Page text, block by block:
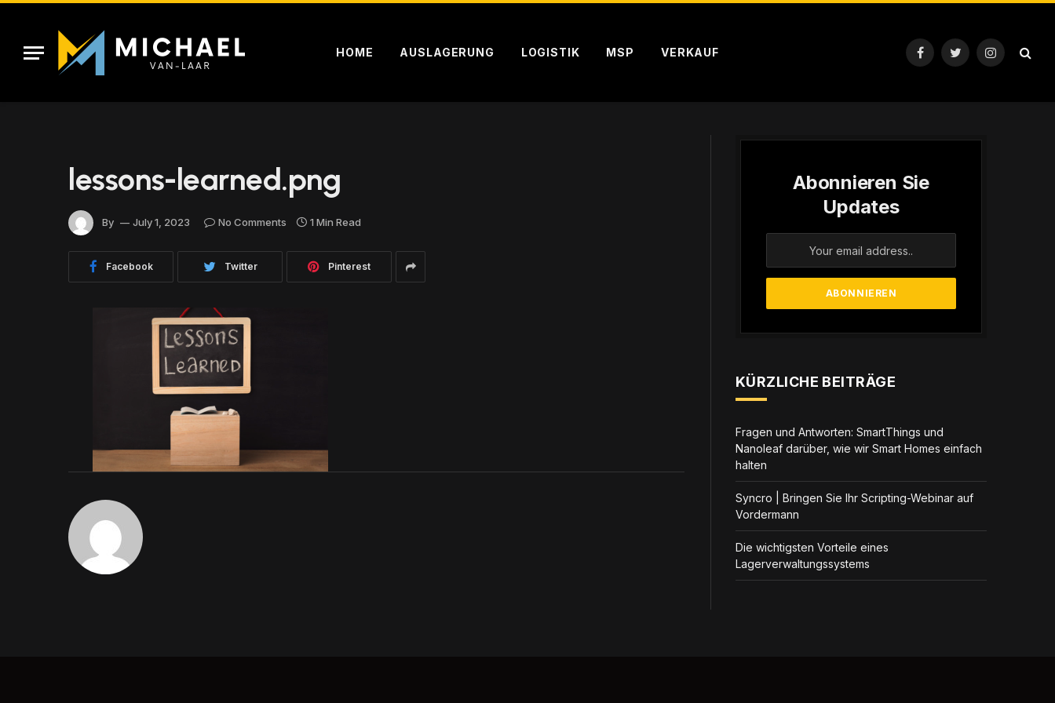
HOME AUSLAGERUNG LOGISTIK MSP VERKAUF
FacebookTwitterInstagram
lessons-learned.png
By July 1, 2023 No Comments 1 Min Read
Facebook Twitter Pinterest
Abonnieren Sie
Updates
KÜRZLICHE BEITRÄGE
Fragen und Antworten: SmartThings und
Nanoleaf darüber, wie wir Smart Homes einfach
halten
Syncro | Bringen Sie Ihr Scripting-Webinar auf
Vordermann
Die wichtigsten Vorteile eines
Lagerverwaltungssystems